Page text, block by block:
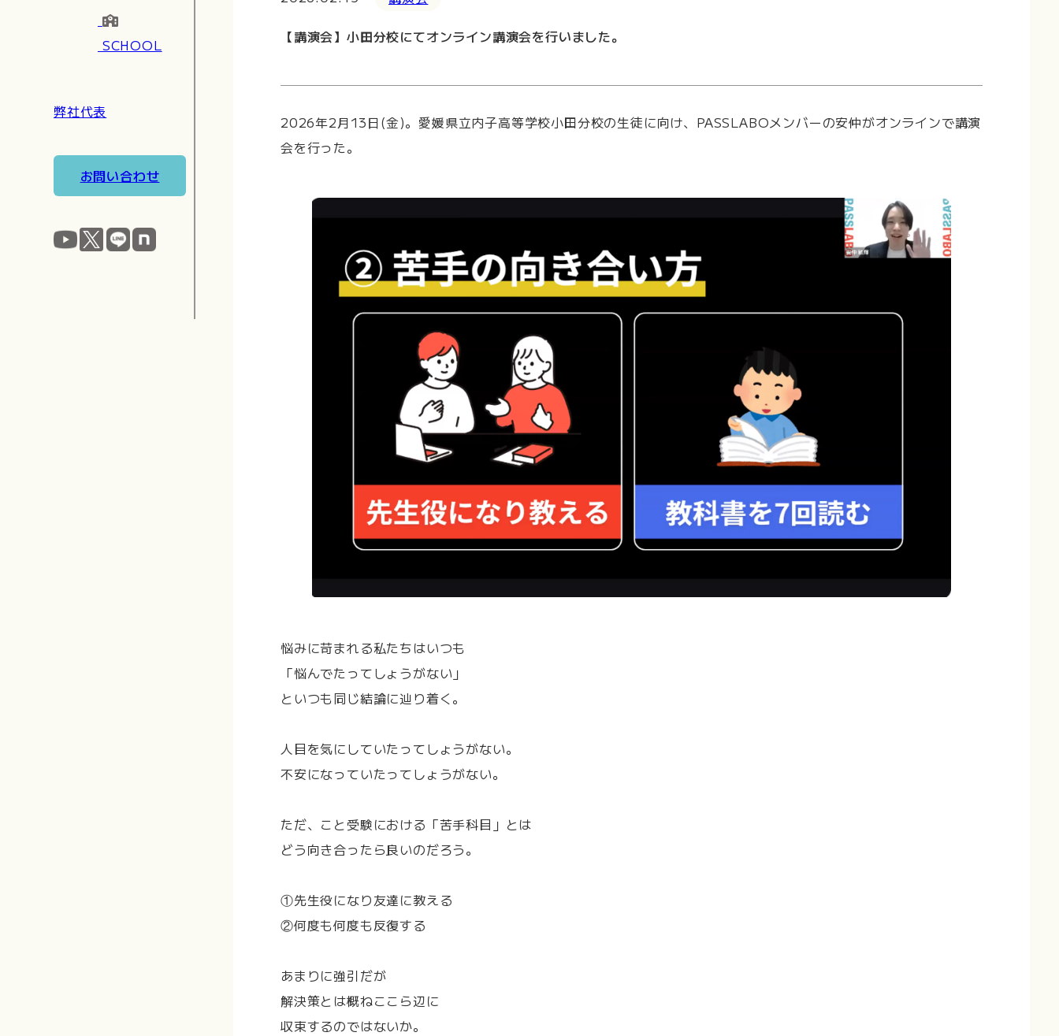
SCHOOL
弊社代表
お問い合わせ
【講演会】小田分校にてオンライン講演会を行いました。
2026年2月13日(金)。愛媛県立内子高等学校小田分校の生徒に向け、PASSLABOメンバーの安仲がオンラインで講演
会を行った。
悩みに苛まれる私たちはいつも
「悩んでたってしょうがない」
といつも同じ結論に辿り着く。
人目を気にしていたってしょうがない。
不安になっていたってしょうがない。
ただ、こと受験における「苦手科目」とは
どう向き合ったら良いのだろう。
①先生役になり友達に教える
②何度も何度も反復する
あまりに強引だが
解決策とは概ねここら辺に
収束するのではないか。